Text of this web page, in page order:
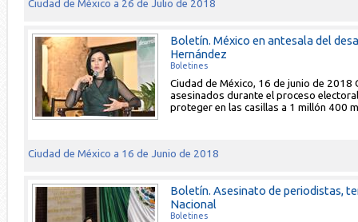
Ciudad de México a 26 de Julio de 2018
Boletín. México en antesala del
Hernández
Boletines
Ciudad de México, 16 de junio de 2018
asesinados durante el proceso
proteger en las casillas a 1 millón 400
Ciudad de México a 16 de Junio de 2018
Boletín. Asesinato de periodistas,
Nacional
Boletines